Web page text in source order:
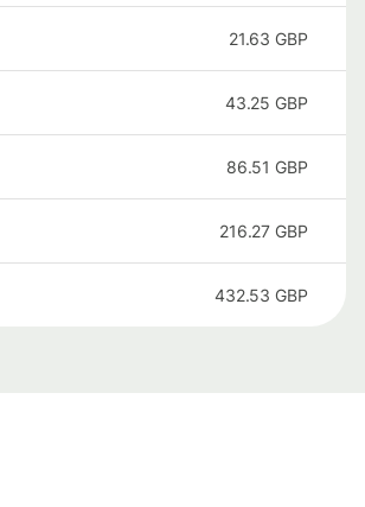
21.63 GBP
43.25 GBP
86.51 GBP
216.27 GBP
432.53 GBP